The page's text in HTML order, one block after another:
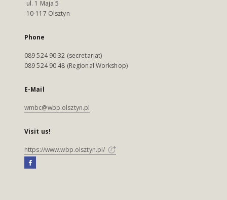
ul. 1 Maja 5
10-117 Olsztyn
Phone
089 524 90 32 (secretariat)
089 524 90 48 (Regional Workshop)
E-Mail
wmbc@wbp.olsztyn.pl
Visit us!
https://www.wbp.olsztyn.pl/